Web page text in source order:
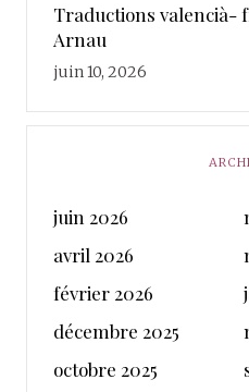
Traductions valencià-
Arnau
juin 10, 2026
juin 2026
avril 2026
février 2026
décembre 2025
octobre 2025